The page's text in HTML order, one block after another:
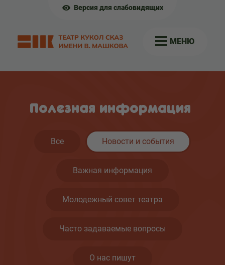
Версия для слабовидящих
МЕНЮ
Полезная информация
Все Новости и события
Важная информация
Молодежный совет театра
Часто задаваемые вопросы
О нас пишут